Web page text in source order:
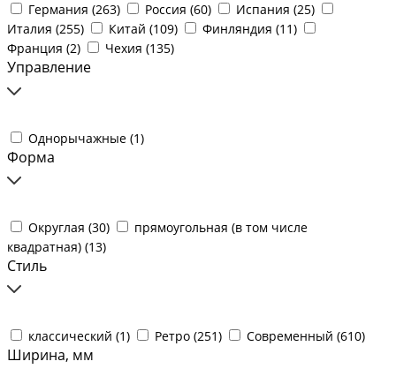
Германия (263) Россия (60) Испания (25)
Италия (255) Китай (109) Финляндия (11)
Франция (2) Чехия (135)
Управление
Однорычажные (1)
Форма
Округлая (30)
прямоугольная (в том числе
квадратная) (13)
Стиль
классический (1) Ретро (251) Современный (610)
Ширина, мм